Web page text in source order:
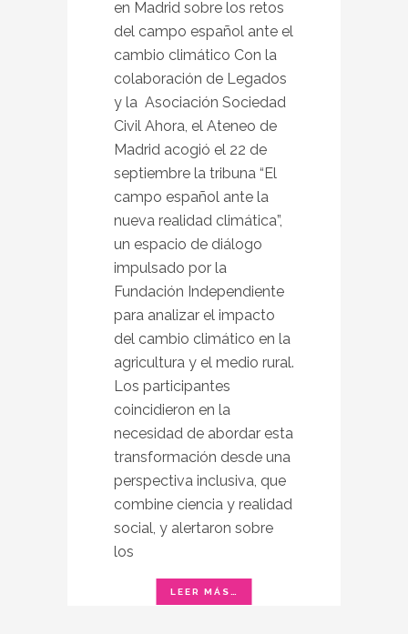
en Madrid sobre los retos
del campo español ante el
cambio climático Con la
colaboración de Legados
y la Asociación Sociedad
Civil Ahora, el Ateneo de
Madrid acogió el 22 de
septiembre la tribuna “El
campo español ante la
nueva realidad climática”,
un espacio de diálogo
impulsado por la
Fundación Independiente
para analizar el impacto
del cambio climático en la
agricultura y el medio rural.
Los participantes
coincidieron en la
necesidad de abordar esta
transformación desde una
perspectiva inclusiva, que
combine ciencia y realidad
social, y alertaron sobre
los